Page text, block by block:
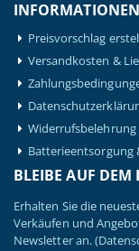
INFORMATIONEN
Preisvorschlag
Versandkosten &
Widerrufsbelehrung
Batterieentsorgung
BLEIBE AUF DEM
Erhalten Sie die
Verkäufen und
Newsletter an.